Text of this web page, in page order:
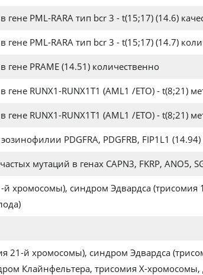
PML-RARA тип bcr 3 - t(15;17) (14.6)
PML-RARA тип bcr 3 - t(15;17) (14.7)
PRAME (14.51) количественно
RUNX1-RUNX1T1 (AML1 /ETO) - t(8;21)
RUNX1-RUNX1T1 (AML1 /ETO) - t(8;21)
PDGFRA, PDGFRB, FIP1L1
мутаций в генах CAPN3, FKRP, ANO5,
хромосомы), синдром Эдвардса
21-й хромосомы), синдром Эдвардса
Клайнфельтера, трисомия Х-хромосомы,